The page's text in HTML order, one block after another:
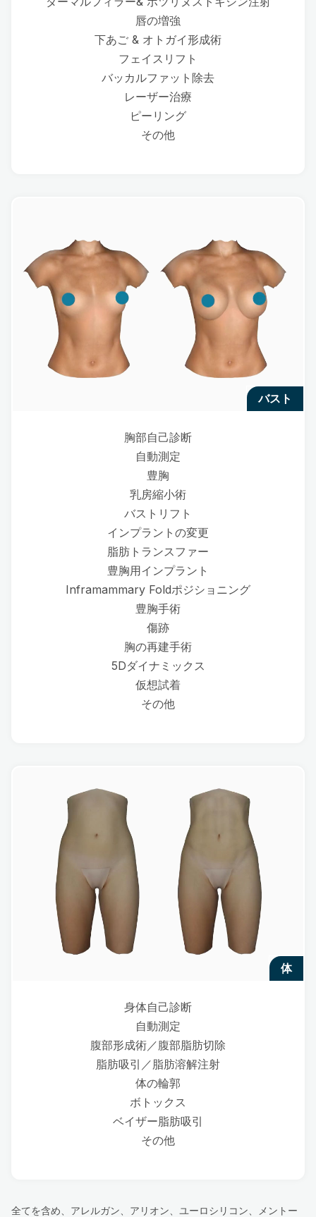
唇の増強
下あご & オトガイ形成術
フェイスリフト
バッカルファット除去
レーザー治療
ピーリング
その他
バスト
胸部自己診断
自動測定
豊胸
乳房縮小術
バストリフト
インプラントの変更
脂肪トランスファー
豊胸用インプラント
Inframammary Foldポジショニング
豊胸手術
傷跡
胸の再建手術
5Dダイナミックス
仮想試着
その他
体
身体自己診断
自動測定
腹部形成術／腹部脂肪切除
脂肪吸引／脂肪溶解注射
体の輪郭
ボトックス
ベイザー脂肪吸引
その他
全てを含め、アレルガン、アリオン、ユーロシリコン、メントー